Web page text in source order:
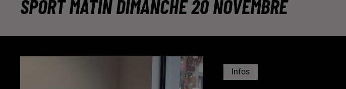
SPORT MATIN DIMANCHE 20 NOVEMBRE
Infos